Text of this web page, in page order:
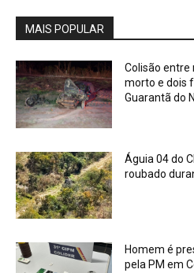
MAIS POPULAR
Colisão entre
morto e dois
Guarantã do
Águia 04 do
roubado
Homem é
pela PM em